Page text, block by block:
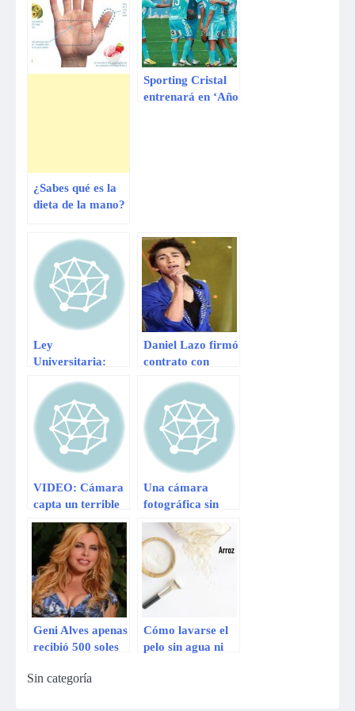
¿Sabes qué es la
dieta de la mano?
Sporting Cristal
entrenará en ‘Año
Ley
Universitaria:
Daniel Mora
seguirá
presidiendo
Comisión de
Educación
Daniel Lazo firmó
contrato con
Universal Music
tras ganar “La
Voz Perú”
VIDEO: Cámara
capta un terrible
accidente en
China
Una cámara
fotográfica sin
lentes, tecnología
de nueva
generación
Geni Alves apenas
recibió 500 soles
revelaciones en El
Cómo lavarse el
pelo sin agua ni
Sin categoría